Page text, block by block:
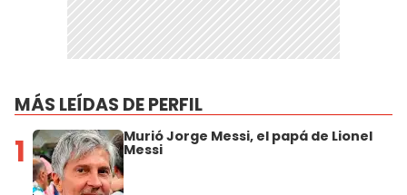
MÁS LEÍDAS DE PERFIL
1 Murió Jorge Messi, el papá de Lionel
Messi